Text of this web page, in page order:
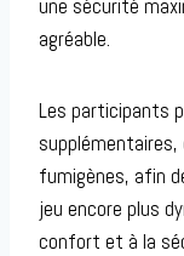
une sécurité
agréable.
Les participants
fumigènes, afin
jeu encore plus
confort et à la